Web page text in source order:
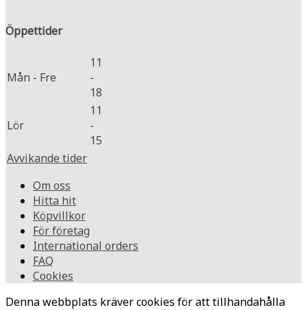
Öppettider
Mån - Fre
11
-
18
Lör
11
-
15
Avvikande tider
Om oss
Hitta hit
Köpvillkor
För företag
International orders
FAQ
Cookies
Denna webbplats kräver cookies för att tillhandahålla